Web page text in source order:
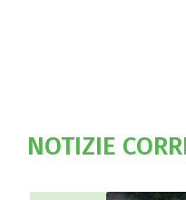
NOTIZIE